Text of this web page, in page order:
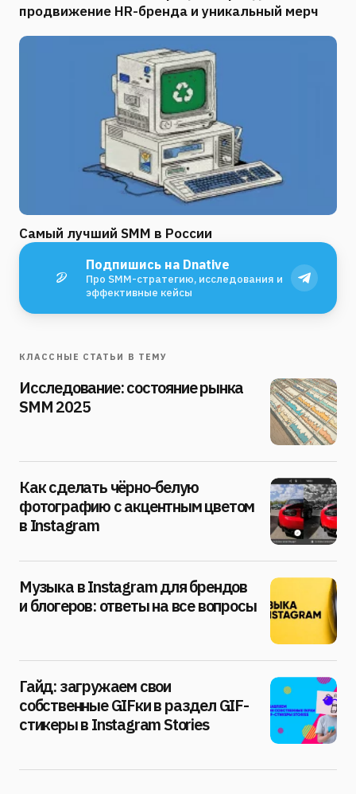
продвижение HR-бренда и уникальный мерч
Самый лучший SMM в России
Подпишись на Dnative
Про SMM-стратегию, исследования и
эффективные кейсы
КЛАССНЫЕ СТАТЬИ В ТЕМУ
Исследование: состояние рынка
SMM 2025
Как сделать чёрно-белую
фотографию с акцентным цветом
в Instagram
Музыка в Instagram для брендов
и блогеров: ответы на все вопросы
Гайд: загружаем свои
собственные GIFки в раздел GIF-
стикеры в Instagram Stories